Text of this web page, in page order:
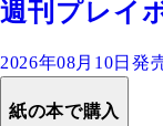
週刊プレイ
2026年08月10日発
紙の本で購入